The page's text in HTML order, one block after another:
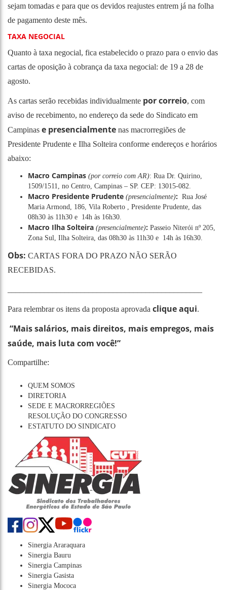
sejam tomadas e para que os devidos reajustes entrem já na folha
de pagamento deste mês.
TAXA NEGOCIAL
Quanto à taxa negocial, fica estabelecido o prazo para o envio das
cartas de oposição à cobrança da taxa negocial: de 19 a 28 de
agosto.
As cartas serão recebidas individualmente por correio, com
aviso de recebimento, no endereço da sede do Sindicato em
Campinas e presencialmente nas macrorregiões de
Presidente Prudente e Ilha Solteira conforme endereços e horários
abaixo:
Macro Campinas (por correio com AR): Rua Dr. Quirino,
1509/1511, no Centro, Campinas – SP. CEP: 13015-082.
Macro Presidente Prudente (presencialmente): Rua José
Maria Armond, 186, Vila Roberto , Presidente Prudente, das
08h30 às 11h30 e 14h às 16h30.
Macro Ilha Solteira (presencialmente): Passeio Niterói nº 205,
Zona Sul, Ilha Solteira, das 08h30 às 11h30 e 14h às 16h30.
Obs: CARTAS FORA DO PRAZO NÃO SERÃO
RECEBIDAS.
Para relembrar os itens da proposta aprovada clique aqui.
“Mais salários, mais direitos, mais empregos, mais
saúde, mais luta com você!”
Compartilhe:
QUEM SOMOS
DIRETORIA
SEDE E MACRORREGIÕES
RESOLUÇÃO DO CONGRESSO
ESTATUTO DO SINDICATO
Sinergia Araraquara
Sinergia Bauru
Sinergia Campinas
Sinergia Gasista
Sinergia Mococa